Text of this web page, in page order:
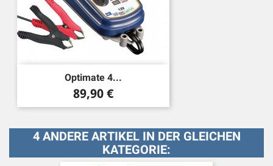
Optimate 4...
Preis
89,90 €
4 ANDERE ARTIKEL IN DER GLEICHEN
KATEGORIE: